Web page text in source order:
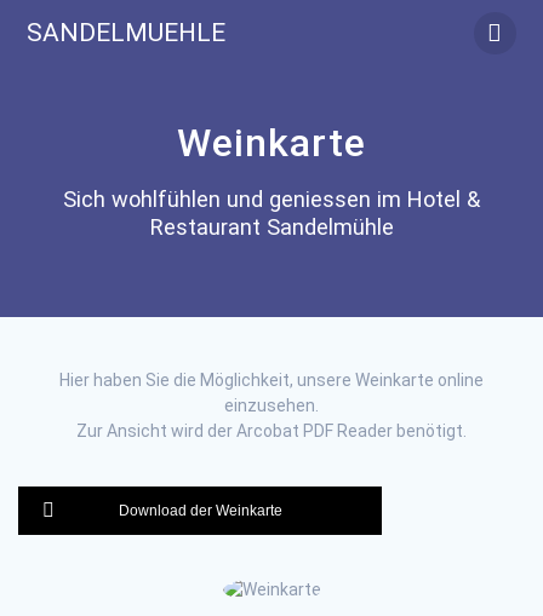
SANDELMUEHLE
Weinkarte
Sich wohlfühlen und geniessen im Hotel &
Restaurant Sandelmühle
Hier haben Sie die Möglichkeit, unsere Weinkarte online
einzusehen.
Zur Ansicht wird der Arcobat PDF Reader benötigt.
Download der Weinkarte